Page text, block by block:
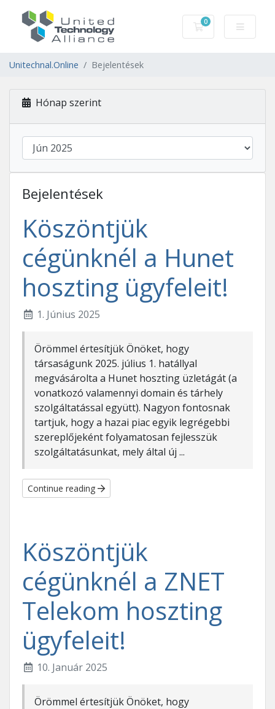
0
Kosár
Unitechnal.Online Bejelentések
Hónap szerint
Bejelentések
Köszöntjük
cégünknél a Hunet
hoszting ügyfeleit!
1. Június 2025
Örömmel értesítjük Önöket, hogy
társaságunk 2025. július 1. hatállyal
megvásárolta a Hunet hoszting üzletágát (a
vonatkozó valamennyi domain és tárhely
szolgáltatással együtt). Nagyon fontosnak
tartjuk, hogy a hazai piac egyik legrégebbi
szereplőjeként folyamatosan fejlesszük
szolgáltatásunkat, mely által új ...
Continue reading
Köszöntjük
cégünknél a ZNET
Telekom hoszting
ügyfeleit!
10. Január 2025
Örömmel értesítjük Önöket, hogy